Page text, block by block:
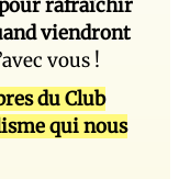
rafraîchir
viendront
vous !
du Club
qui nous